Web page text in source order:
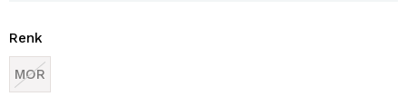
Renk
MOR